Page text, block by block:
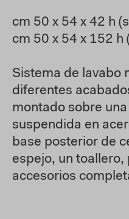
cm 50 x 54 x 42 h
cm 50 x 54 x 152 h
Sistema de lavabo
diferentes
montado sobre
suspendida en
base posterior de
espejo, un
accesorios